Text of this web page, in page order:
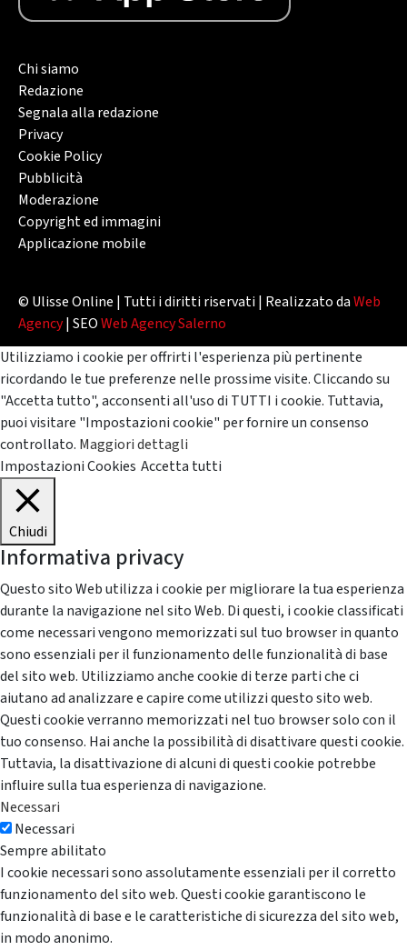
Chi siamo
Redazione
Segnala alla redazione
Privacy
Cookie Policy
Pubblicità
Moderazione
Copyright ed immagini
Applicazione mobile
© Ulisse Online | Tutti i diritti riservati | Realizzato daWeb
Agency| SEOWeb Agency Salerno
Utilizziamo i cookie per offrirti l'esperienza più pertinente
ricordando le tue preferenze nelle prossime visite. Cliccando su
"Accetta tutto", acconsenti all'uso di TUTTI i cookie. Tuttavia,
puoi visitare "Impostazioni cookie" per fornire un consenso
controllato. Maggiori dettagli
Impostazioni Cookies Accetta tutti
Chiudi
Informativa privacy
Questo sito Web utilizza i cookie per migliorare la tua esperienza
durante la navigazione nel sito Web. Di questi, i cookie classificati
come necessari vengono memorizzati sul tuo browser in quanto
sono essenziali per il funzionamento delle funzionalità di base
del sito web. Utilizziamo anche cookie di terze parti che ci
aiutano ad analizzare e capire come utilizzi questo sito web.
Questi cookie verranno memorizzati nel tuo browser solo con il
tuo consenso. Hai anche la possibilità di disattivare questi cookie.
Tuttavia, la disattivazione di alcuni di questi cookie potrebbe
influire sulla tua esperienza di navigazione.
Necessari
Necessari
Sempre abilitato
I cookie necessari sono assolutamente essenziali per il corretto
funzionamento del sito web. Questi cookie garantiscono le
funzionalità di base e le caratteristiche di sicurezza del sito web,
in modo anonimo.